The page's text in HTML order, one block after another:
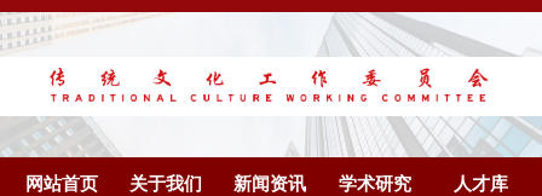
网站首页 关于我们 新闻资讯 学术研究
人才库